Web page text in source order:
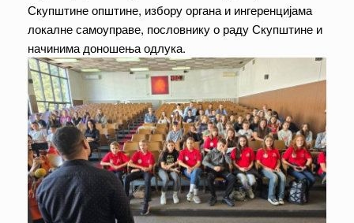
Скупштине општине, избору органа и ингеренцијама
локалне самоуправе, пословнику о раду Скупштине и
начинима доношења одлука.